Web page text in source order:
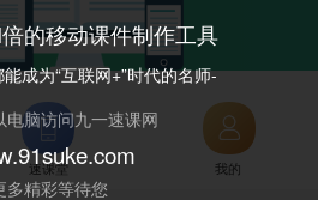
速课堂 我的
的移动课件制作工具
成为“互联网+”时代的名师-
电脑访问九一速课网
多精彩等待您